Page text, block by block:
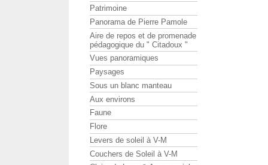
Patrimoine
Panorama de Pierre Pamole
Aire de repos et de promenade
pédagogique du " Citadoux "
Vues panoramiques
Paysages
Sous un blanc manteau
Aux environs
Faune
Flore
Levers de soleil à V-M
Couchers de Soleil à V-M